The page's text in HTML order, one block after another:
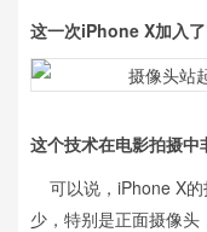
这一次iPhone X加入
这个技术在电影拍摄中
可以说，iPhone X
少，特别是正面摄像头